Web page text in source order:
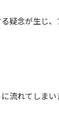
疑念が生じ
流れてしま